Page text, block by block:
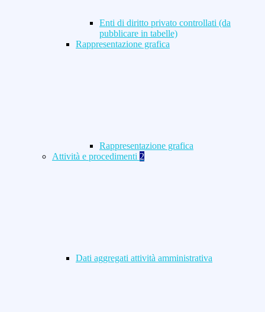
Enti di diritto privato controllati (da
pubblicare in tabelle)
Rappresentazione grafica
Rappresentazione grafica
Attività e procedimenti 2
Dati aggregati attività amministrativa